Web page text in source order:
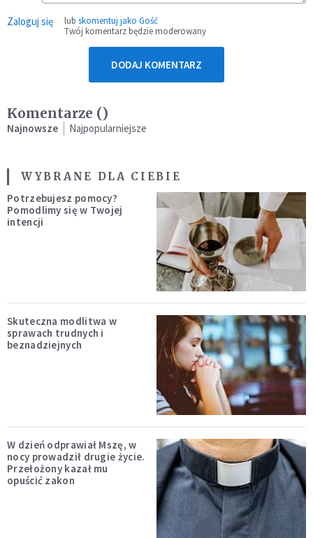
Zaloguj się lub skomentuj jako Gość
Twój komentarz będzie moderowany
DODAJ KOMENTARZ
Komentarze ()
Najnowsze Najpopularniejsze
WYBRANE DLA CIEBIE
Potrzebujesz pomocy?
Pomodlimy się w Twojej
intencji
Skuteczna modlitwa w
sprawach trudnych i
beznadziejnych
W dzień odprawiał Mszę, w
nocy prowadził drugie życie.
Przełożony kazał mu
opuścić zakon